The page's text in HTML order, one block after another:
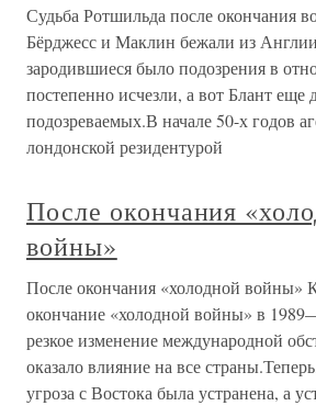
Судьба Ротшильда после окончания
Бёрджесс и Маклин бежали из
зародившиеся было подозрения в
постепенно исчезли, а вот Блант еще
подозреваемых.В начале 50-х годов
лондонской резидентурой
После окончания
войны»
После окончания «холодной войны»
окончание «холодной войны» в
резкое изменение международной
оказало влияние на все
угроза с Востока была устранена, а